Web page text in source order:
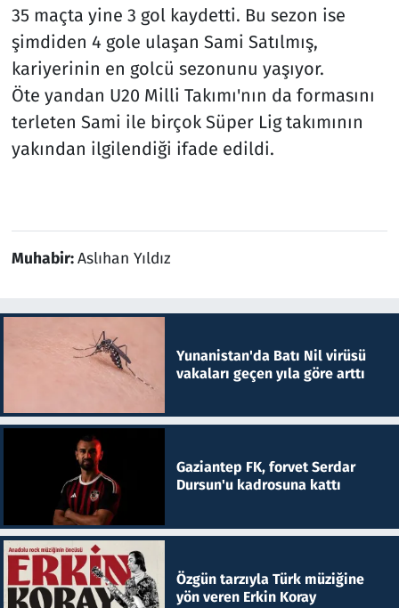
35 maçta yine 3 gol kaydetti. Bu sezon ise
şimdiden 4 gole ulaşan Sami Satılmış,
kariyerinin en golcü sezonunu yaşıyor.
Öte yandan U20 Milli Takımı'nın da formasını
terleten Sami ile birçok Süper Lig takımının
yakından ilgilendiği ifade edildi.
Muhabir:Aslıhan Yıldız
Yunanistan'da Batı Nil virüsü
vakaları geçen yıla göre arttı
Gaziantep FK, forvet Serdar
Dursun'u kadrosuna kattı
Özgün tarzıyla Türk müziğine
yön veren Erkin Koray